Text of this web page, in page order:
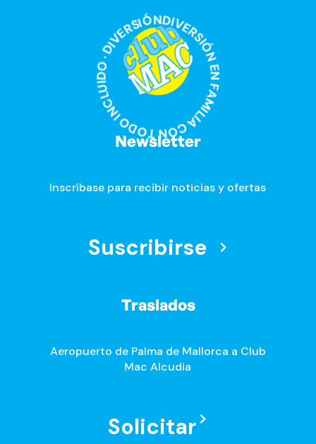
DIVERSIÓN EN FAMILIA CON TODO INCLUIDO · DIVERSIÓN EN FAMILIA CON TODO INCLUIDO ·
Newsletter
Inscríbase para recibir noticias y ofertas
Suscribirse
Traslados
Aeropuerto de Palma de Mallorca a Club
Mac Alcudia
Solicitar